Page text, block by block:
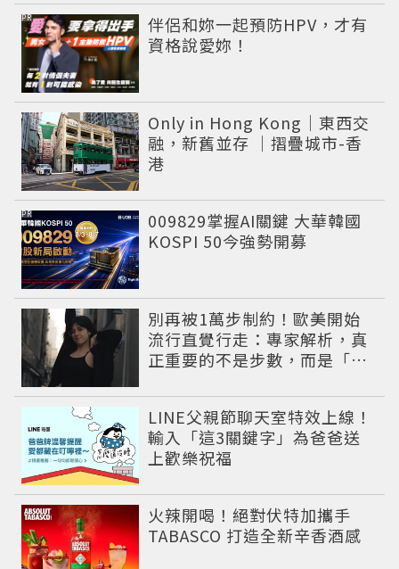
伴侶和妳一起預防HPV，才有
資格說愛妳！
PR
Only in Hong Kong｜東西交
融，新舊並存 ｜摺疊城市-香
港
009829掌握AI關鍵 大華韓國
KOSPI 50今強勢開募
PR
別再被1萬步制約！歐美開始
流行直覺行走：專家解析，真
正重要的不是步數，而是「這
LINE父親節聊天室特效上線！
輸入「這3關鍵字」為爸爸送
上歡樂祝福
火辣開喝！絕對伏特加攜手
TABASCO 打造全新辛香酒感